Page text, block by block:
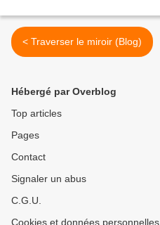
< Traverser le miroir (Blog)
Hébergé par Overblog
Top articles
Pages
Contact
Signaler un abus
C.G.U.
Cookies et données personnelles